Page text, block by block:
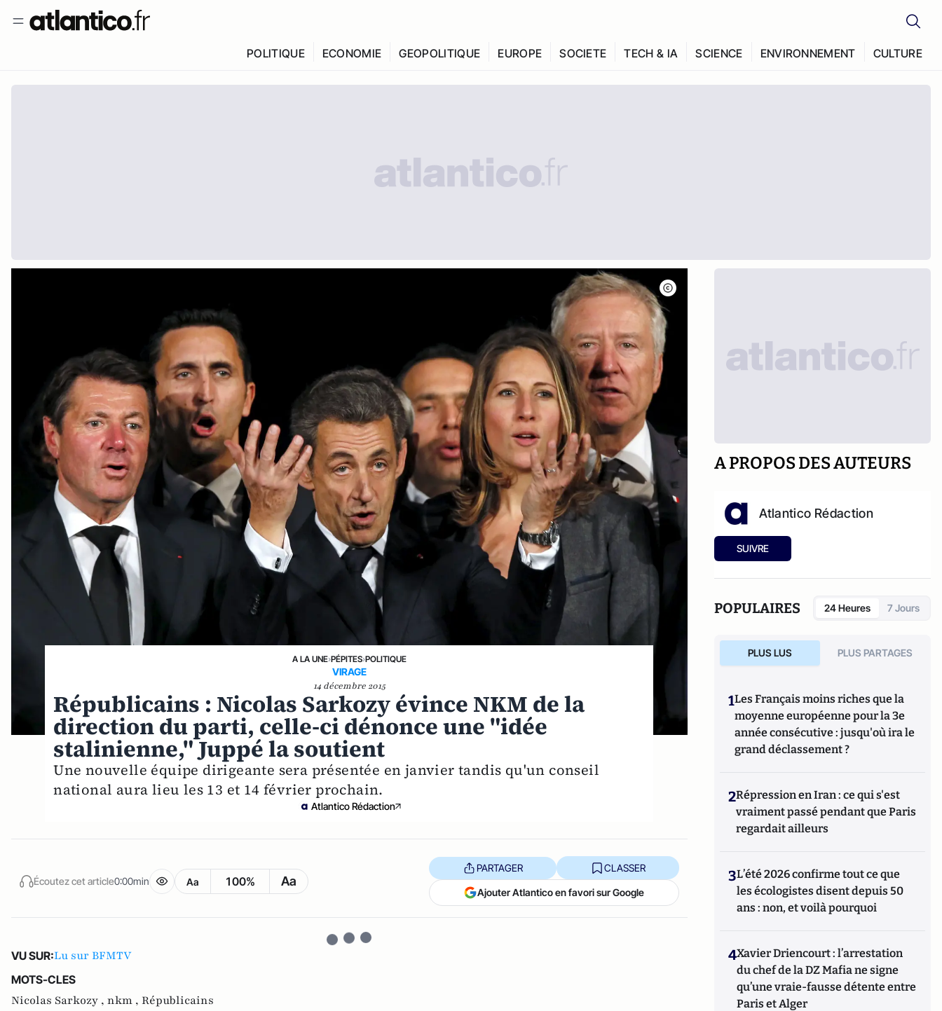
POLITIQUE ECONOMIE GEOPOLITIQUE EUROPE SOCIETE TECH & IA SCIENCE ENVIRONNEMENT CULTURE
A LA UNE›PÉPITES›POLITIQUE
VIRAGE
14 décembre 2015
Républicains : Nicolas Sarkozy évince NKM de la
direction du parti, celle-ci dénonce une "idée
stalinienne," Juppé la soutient
Une nouvelle équipe dirigeante sera présentée en janvier tandis qu'un conseil
national aura lieu les 13 et 14 février prochain.
Atlantico Rédaction
Écoutez cet article0:00min Aa 100% Aa
PARTAGER CLASSER
Ajouter Atlantico en favori sur Google
VU SUR:Lu sur BFMTV
MOTS-CLES
Nicolas Sarkozy , nkm , Républicains
A PROPOS DES AUTEURS
Atlantico Rédaction
SUIVRE
POPULAIRES 24 Heures 7 Jours
PLUS LUS PLUS PARTAGES
1Les Français moins riches que la
moyenne européenne pour la 3e
année consécutive : jusqu'où ira le
grand déclassement ?
2Répression en Iran : ce qui s'est
vraiment passé pendant que Paris
regardait ailleurs
3L’été 2026 confirme tout ce que
les écologistes disent depuis 50
ans : non, et voilà pourquoi
4Xavier Driencourt : l’arrestation
du chef de la DZ Mafia ne signe
qu’une vraie-fausse détente entre
Paris et Alger